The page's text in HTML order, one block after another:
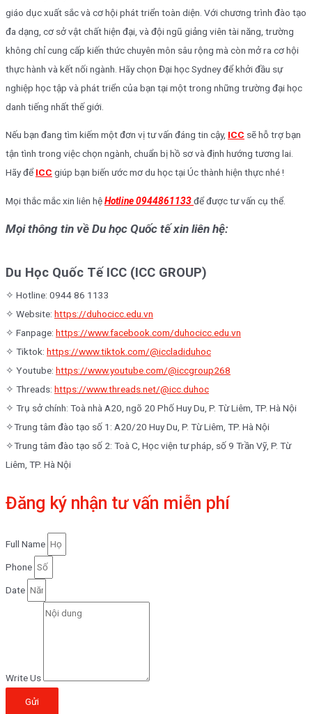
giáo dục xuất sắc và cơ hội phát triển toàn diện. Với chương trình đào tạo
đa dạng, cơ sở vật chất hiện đại, và đội ngũ giảng viên tài năng, trường
không chỉ cung cấp kiến thức chuyên môn sâu rộng mà còn mở ra cơ hội
thực hành và kết nối ngành. Hãy chọn Đại học Sydney để khởi đầu sự
nghiệp học tập và phát triển của bạn tại một trong những trường đại học
danh tiếng nhất thế giới.
Nếu bạn đang tìm kiếm một đơn vị tư vấn đáng tin cậy, ICC sẽ hỗ trợ bạn
tận tình trong việc chọn ngành, chuẩn bị hồ sơ và định hướng tương lai.
Hãy đểICC giúp bạn biến ước mơ du học tại Úc thành hiện thực nhé !
Mọi thắc mắc xin liên hệHotline 0944861133để được tư vấn cụ thể.
Mọi thông tin về Du học Quốc tế xin liên hệ:
Du Học Quốc Tế ICC (ICC GROUP)
✧ Hotline: 0944 86 1133
✧ Website: https://duhocicc.edu.vn
✧ Fanpage: https://www.facebook.com/duhocicc.edu.vn
✧ Tiktok: https://www.tiktok.com/@iccladiduhoc
✧ Youtube: https://www.youtube.com/@iccgroup268
✧ Threads: https://www.threads.net/@icc.duhoc
✧ Trụ sở chính: Toà nhà A20, ngõ 20 Phố Huy Du, P. Từ Liêm, TP. Hà Nội
✧Trung tâm đào tạo số 1: A20/20 Huy Du, P. Từ Liêm, TP. Hà Nội
✧Trung tâm đào tạo số 2: Toà C, Học viện tư pháp, số 9 Trần Vỹ, P. Từ
Liêm, TP. Hà Nội
Đăng ký nhận tư vấn miễn phí
Full Name
Phone
Date
Write Us
Gửi